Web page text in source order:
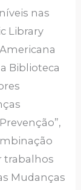
nas
Library
Biblioteca
trabalhos
Mudanças